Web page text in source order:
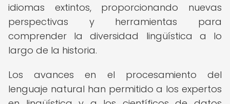
idiomas extintos, proporcionando nuevas
perspectivas y herramientas para
comprender la diversidad lingüística a lo
largo de la historia.
Los avances en el procesamiento del
lenguaje natural han permitido a los expertos